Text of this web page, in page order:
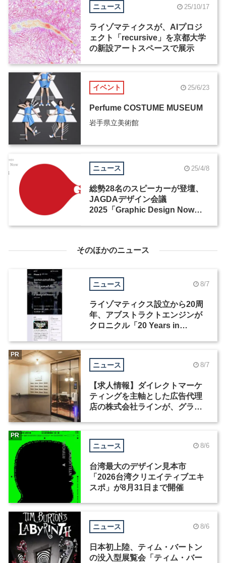
ニュース 25/10/17
ライゾマティクスが、AIプロジ
ェクト「recursive」を京都大学
の新設アートスペースで展示
イベント 25/6/23
Perfume COSTUME MUSEUM
岩手県立美術館
ニュース 25/4/8
総勢28名のスピーカーが登壇、
JAGDAデザイン会議
2025「Graphic Design Now」
そのほかのニュース
ニュース 8/7
ライゾマティクス設立から20周
年、アブストラクトエンジンが
クロニクル「20 Years in
ニュース 8/7
【求人情報】ダイレクトマーケ
ティングを主軸とした広告代理
店の株式会社ラインが、グラフ
PR
ニュース 8/6
台湾最大のデザイン見本市
「2026台湾クリエイティブエキ
スポ」が8月31日まで開催
PR
ニュース 8/6
日本初上陸、ティム・バートン
の没入型展覧会「ティム・バー